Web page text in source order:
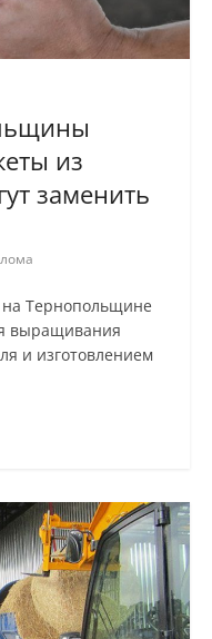
из
заменить
Тернопольщине
выращивания
и изготовлением